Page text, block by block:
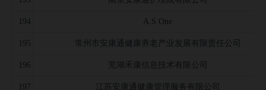
194 A.S One
195 常州市安康通健康养老产业发展有限责任公司
196 芜湖禾康信息技术有限公司
197 江苏安康通健康管理服务有限公司